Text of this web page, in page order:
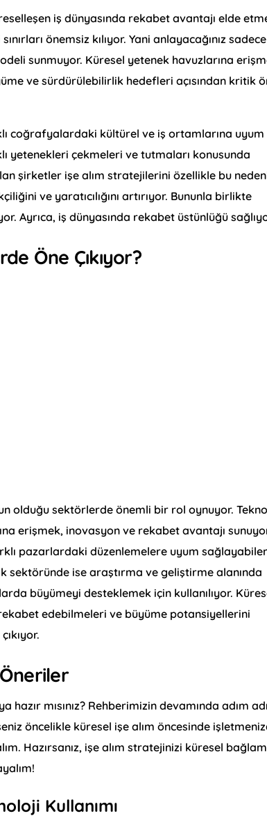
iş dünyasında rekabet avantajı elde
önemsiz kılıyor. Yani anlayacağınız sadece
sunmuyor. Küresel yetenek havuzlarına
ve sürdürülebilirlik hedefleri açısından kritik
coğrafyalardaki kültürel ve iş ortamlarına uyum
yetenekleri çekmeleri ve tutmaları konusunda
şirketler işe alım stratejilerini özellikle bu
ve yaratıcılığını artırıyor. Bununla birlikte
Ayrıca, iş dünyasında rekabet üstünlüğü
Öne Çıkıyor?
olduğu sektörlerde önemli bir rol oynuyor.
erişmek, inovasyon ve rekabet avantajı
pazarlardaki düzenlemelere uyum
ise araştırma ve geliştirme alanında
büyümeyi desteklemek için kullanılıyor.
edebilmeleri ve büyüme potansiyellerini
mısınız? Rehberimizin devamında adım
öncelikle küresel işe alım öncesinde
Hazırsanız, işe alım stratejinizi küresel
Kullanımı